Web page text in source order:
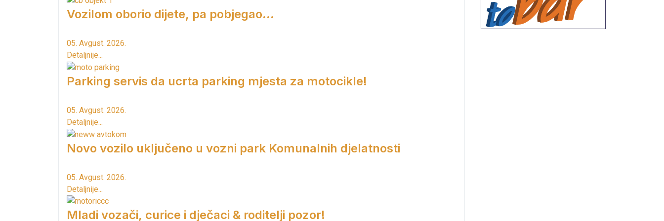
Vozilom oborio dijete, pa pobjegao...
05. Avgust. 2026.
Detaljnije...
Parking servis da ucrta parking mjesta za motocikle!
05. Avgust. 2026.
Detaljnije...
Novo vozilo uključeno u vozni park Komunalnih djelatnosti
05. Avgust. 2026.
Detaljnije...
Mladi vozači, curice i dječaci & roditelji pozor!